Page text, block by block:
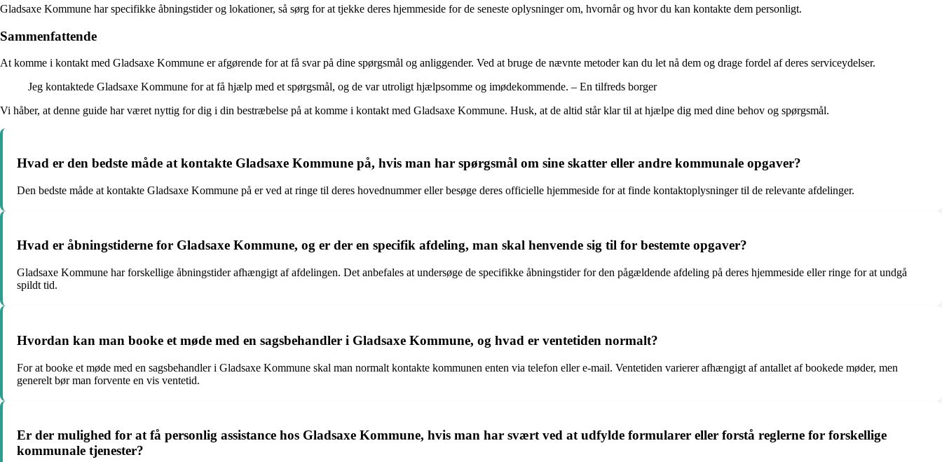
Gladsaxe Kommune har specifikke åbningstider og lokationer, så sørg for at tjekke deres hjemmeside for de seneste oplysninger om, hvornår og hvor du kan kontakte dem personligt.
Sammenfattende
At komme i kontakt med Gladsaxe Kommune er afgørende for at få svar på dine spørgsmål og anliggender. Ved at bruge de nævnte metoder kan du let nå dem og drage fordel af deres serviceydelser.
Jeg kontaktede Gladsaxe Kommune for at få hjælp med et spørgsmål, og de var utroligt hjælpsomme og imødekommende. – En tilfreds borger
Vi håber, at denne guide har været nyttig for dig i din bestræbelse på at komme i kontakt med Gladsaxe Kommune. Husk, at de altid står klar til at hjælpe dig med dine behov og spørgsmål.
Hvad er den bedste måde at kontakte Gladsaxe Kommune på, hvis man har spørgsmål om sine skatter eller andre kommunale opgaver?
Den bedste måde at kontakte Gladsaxe Kommune på er ved at ringe til deres hovednummer eller besøge deres officielle hjemmeside for at finde kontaktoplysninger til de relevante afdelinger.
Hvad er åbningstiderne for Gladsaxe Kommune, og er der en specifik afdeling, man skal henvende sig til for bestemte opgaver?
Gladsaxe Kommune har forskellige åbningstider afhængigt af afdelingen. Det anbefales at undersøge de specifikke åbningstider for den pågældende afdeling på deres hjemmeside eller ringe for at undgå
spildt tid.
Hvordan kan man booke et møde med en sagsbehandler i Gladsaxe Kommune, og hvad er ventetiden normalt?
For at booke et møde med en sagsbehandler i Gladsaxe Kommune skal man normalt kontakte kommunen enten via telefon eller e-mail. Ventetiden varierer afhængigt af antallet af bookede møder, men
generelt bør man forvente en vis ventetid.
Er der mulighed for at få personlig assistance hos Gladsaxe Kommune, hvis man har svært ved at udfylde formularer eller forstå reglerne for forskellige
kommunale tjenester?